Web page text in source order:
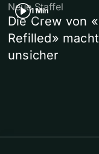
1 Min
Neue Staffel
Die Crew von
Refilled»
unsicher